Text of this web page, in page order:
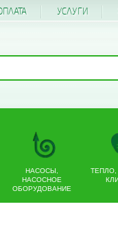
УСЛУГИ
НАСОСЫ,
НАСОСНОЕ
ОБОРУДОВАНИЕ
ТЕПЛО,